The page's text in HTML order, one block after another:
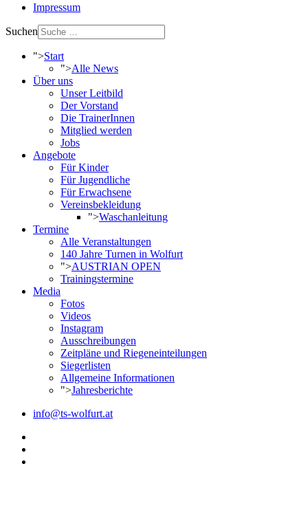
Impressum
Suchen
">Start
">Alle News
Über uns
Unser Leitbild
Der Vorstand
Die TrainerInnen
Mitglied werden
Jobs
Angebote
Für Kinder
Für Jugendliche
Für Erwachsene
Vereinsbekleidung
">Waschanleitung
Termine
Alle Veranstaltungen
140 Jahre Turnen in Wolfurt
">AUSTRIAN OPEN
Trainingstermine
Media
Fotos
Videos
Instagram
Ausschreibungen
Zeitpläne und Riegeneinteilungen
Siegerlisten
Allgemeine Informationen
">Jahresberichte
info@ts-wolfurt.at